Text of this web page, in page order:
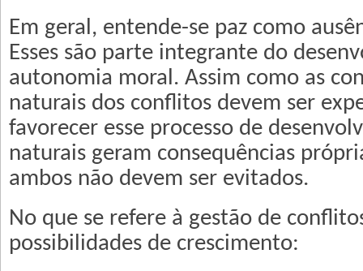
Em geral, entende-se paz como
Esses são parte integrante do
autonomia moral. Assim como as
naturais dos conflitos devem ser
favorecer esse processo de
naturais geram consequências
ambos não devem ser evitados.
No que se refere à gestão de
possibilidades de crescimento: